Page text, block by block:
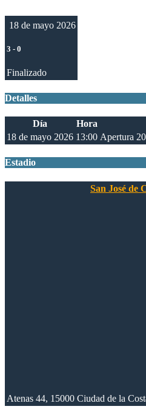
18 de mayo 2026
3 - 0
Finalizado
Detalles
Día Hora
18 de mayo 2026 13:00 Apertura
Estadio
San José de
Atenas 44, 15000 Ciudad de la